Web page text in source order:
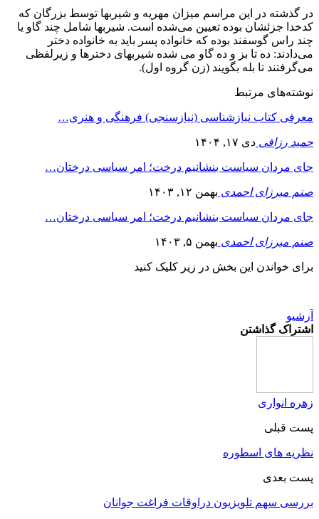
در گذشته در این مراسم میزان مهریه و شیربها توسط بزرگان که
کدخدا جزئشان بوده تعیین می‌شده است. شیربها شامل چند گاو یا
چند راس گوسفند بوده که خانواده پسر باید به خانواده دختر
می‌دادند: ده تا بز و ده گاو می شده شیربهای دخترها و زیرلفظی
می‌گرفتند تا بله بگویند (زن گروه اول).
نوشته‌های مرتبط
معرفی کتاب نیازشناسی (نیازسنجی) فرهنگی و هنری…
حمید رزاقی دی ۱۷, ۱۴۰۴
جای مردان سیاست بنشانیم درخت؛ امر سیاسی درختان…
صنم میرزای احمدی بهمن ۱۲, ۱۴۰۳
جای مردان سیاست بنشانیم درخت؛ امر سیاسی درختان…
صنم میرزای احمدی بهمن ۵, ۱۴۰۳
برای خواندن این بخش در زیر کلیک کنید
آرشیو
اشتراک گذاشتن
زهره انواری
پست قبلی
نظریه⁬ های اسطوره
پست بعدی
بررسی سهم تلویزیون دراوقات فراغت جوانان